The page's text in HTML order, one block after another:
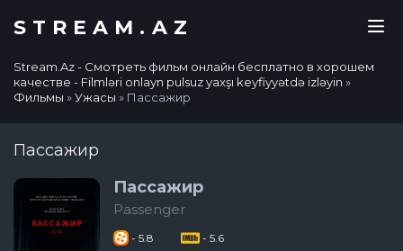
STREAM.AZ
Stream.Az - Смотреть фильм онлайн бесплатно в хорошем
качестве - Filmləri onlayn pulsuz yaxşı keyfiyyətdə izləyin »
Фильмы »Ужасы » Пассажир
Пассажир
Пассажир
Passenger
- 5.8 - 5.6